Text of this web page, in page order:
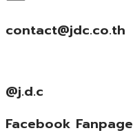
contact@jdc.co.th
@j.d.c
Facebook Fanpage